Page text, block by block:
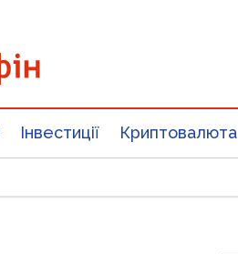
Інвестиції Криптовалюта